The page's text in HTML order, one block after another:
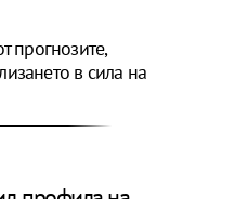
прогнозите,
в сила на